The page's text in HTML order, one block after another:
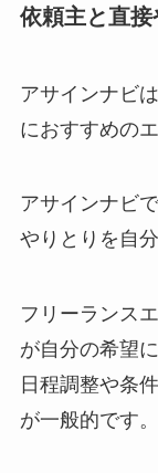
依頼主と直
アサインナビ
におすすめの
アサインナビ
やりとりを自
フリーランス
が自分の希望
日程調整や条
が一般的です。